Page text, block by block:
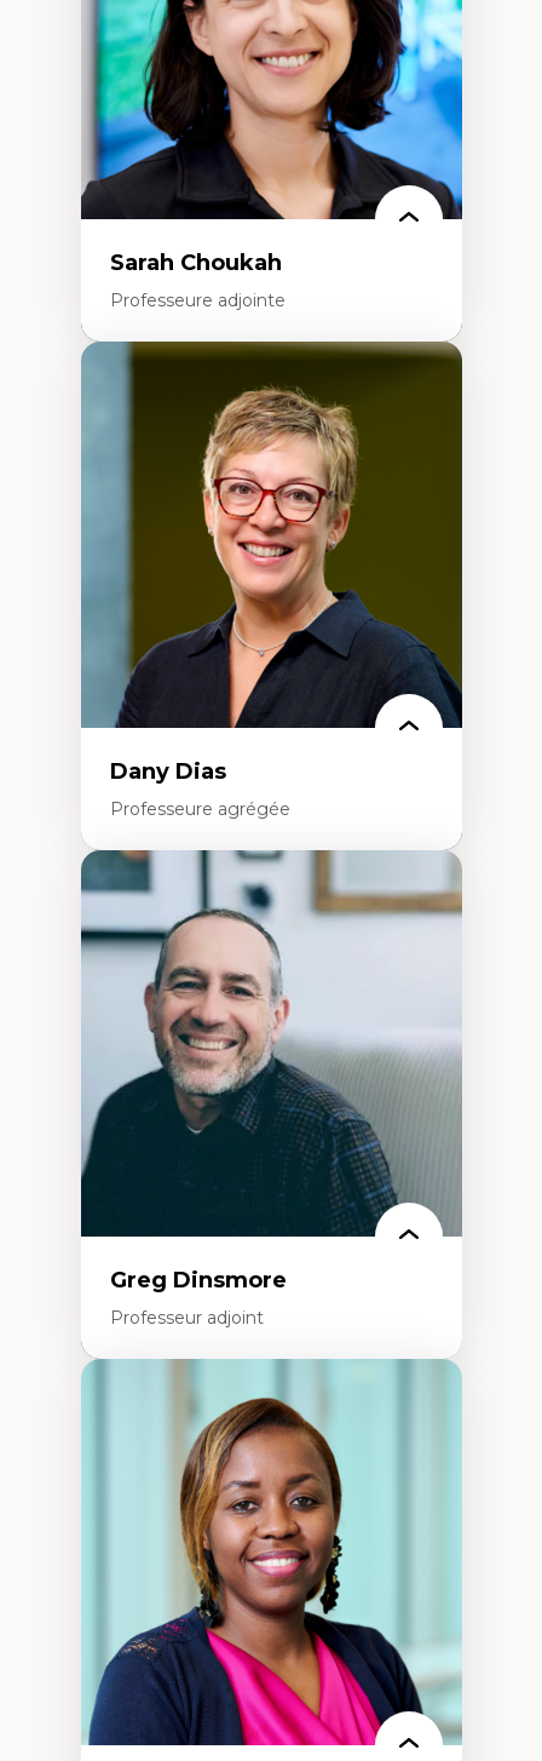
Mouvements sociaux
Théories de l’État
Sarah Choukah
Professeure adjointe
Démocratisation des nouvelles
technologies et biotechnologies
Données ouvertes
Bioart, programmation et électronique
Histoire sociale et culturelle des
technologies numériques
Résistances et droits numériques
Internet des objets
Problématiques relatives à l’intelligence
artificielle, l’apprentissage machine et les
hautes technologies
Féminismes et nouvelles technologies
Dany Dias
Professeure agrégée
Expertises
Pédagogies critiques et justice sociale
Éthique relationnelle et sollicitude en
éducation
Décolonisation et autochtonisation de la
formation à l’enseignement
Littératie et didactique du français
Éducation inclusive
Formation à l’enseignement en contexte
francophone minoritaire
Identité linguistique et culturelle
Recherche-action et approches
participatives
Leadership éducatif et pratiques réflexives
Éducation durable et bien-être en
Greg Dinsmore
Professeur adjoint
Fragmentation des auditoires médiatiques
Analyse multi-plateforme des auditoires
médiatiques
Analyse des comportements numériques à
travers les données massives et l’IA
Recherche quantitative et qualitative sur
les auditoires médiatiques
Épistémologie des techniques de recherche
numérique et l’IA
Théorie des droits de la personne
La pensée politique d’Hannah Arendt
La pensée politique à l’ère numérique
Justice internationale et normes
internationales